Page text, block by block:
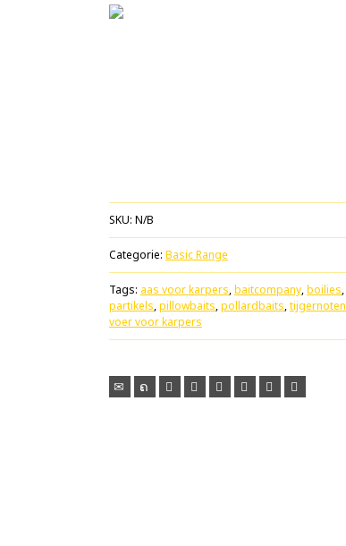
SKU: N/B
Categorie: Basic Range
Tags: aas voor karpers,baitcompany,boilies,
partikels,pillowbaits,pollardbaits,tijgernoten
voer voor karpers